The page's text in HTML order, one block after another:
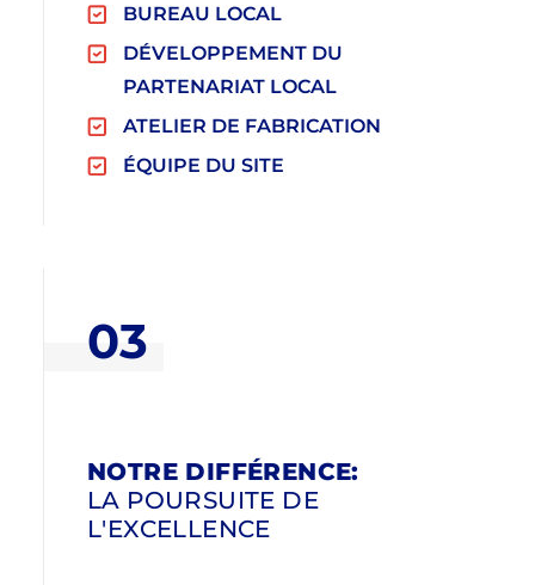
BUREAU LOCAL
DÉVELOPPEMENT DU
PARTENARIAT LOCAL
ATELIER DE FABRICATION
ÉQUIPE DU SITE
03
NOTRE DIFFÉRENCE:
LA POURSUITE DE
L'EXCELLENCE